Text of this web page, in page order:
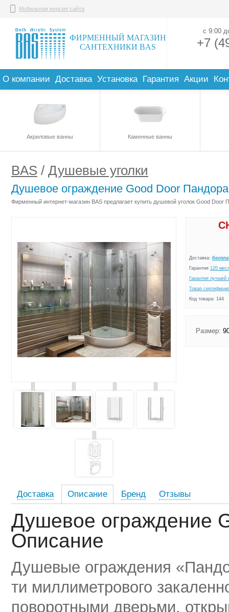
ФИРМЕННЫЙ МАГАЗИН
САНТЕХНИКИ BAS
Мобильная версия сайта
+7
с 9:00
О компании Доставка Установка Гарантия Акции
Акриловые ванны Каменные ванны
BAS / Душевые уголки
Душевое ограждение Good Door
Фирменный интернет-магазин BAS предлагает купить душевой уголок Good
Доставка:
Гарантия 120
Гарантия лучшей
Товар
Код товара: 144
Размер:
Доставка Описание Бренд Отзывы
Душевое ограждение
Описание
Душевые ограждения
ти миллиметрового
поворотными дверьми,